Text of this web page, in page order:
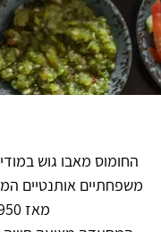
החומוס מאבו גוש
משפחתיים אותנטיים
מאז 1950.